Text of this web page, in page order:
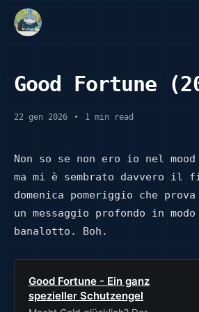
Good Fortune
22 gen 2026 • 1 min read
Non so se non ero io nel
ma mi è sembrato davvero il
domenica pomeriggio che
un messaggio profondo in
banalotto. Boh.
Good Fortune - Ein ganz
spezieller Schutzengel